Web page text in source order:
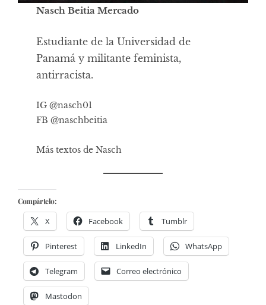
Nasch Beitia Mercado
Estudiante de la Universidad de
Panamá y militante feminista,
antirracista.
IG @nasch01
FB @naschbeitia
Más textos de Nasch
Compártelo:
X Facebook Tumblr
Pinterest LinkedIn WhatsApp
Telegram Correo electrónico
Mastodon